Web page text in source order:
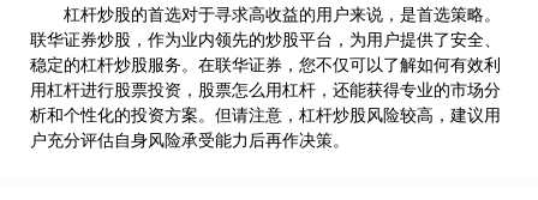
杠杆炒股的首选对于寻求高收益的用户来说，是首选策略。
联华证券炒股，作为业内领先的炒股平台，为用户提供了安全、
稳定的杠杆炒股服务。在联华证券，您不仅可以了解如何有效利
用杠杆进行股票投资，股票怎么用杠杆，还能获得专业的市场分
析和个性化的投资方案。但请注意，杠杆炒股风险较高，建议用
户充分评估自身风险承受能力后再作决策。